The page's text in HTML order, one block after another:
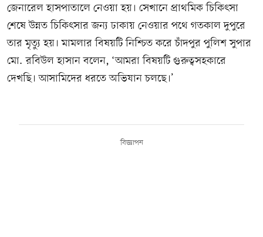
জেনারেল হাসপাতালে নেওয়া হয়। সেখানে প্রাথমিক চিকিৎসা
শেষে উন্নত চিকিৎসার জন্য ঢাকায় নেওয়ার পথে গতকাল দুপুরে
তার মৃত্যু হয়। মামলার বিষয়টি নিশ্চিত করে চাঁদপুর পুলিশ সুপার
মো. রবিউল হাসান বলেন, ‘আমরা বিষয়টি গুরুত্বসহকারে
দেখছি। আসামিদের ধরতে অভিযান চলছে।’
বিজ্ঞাপন